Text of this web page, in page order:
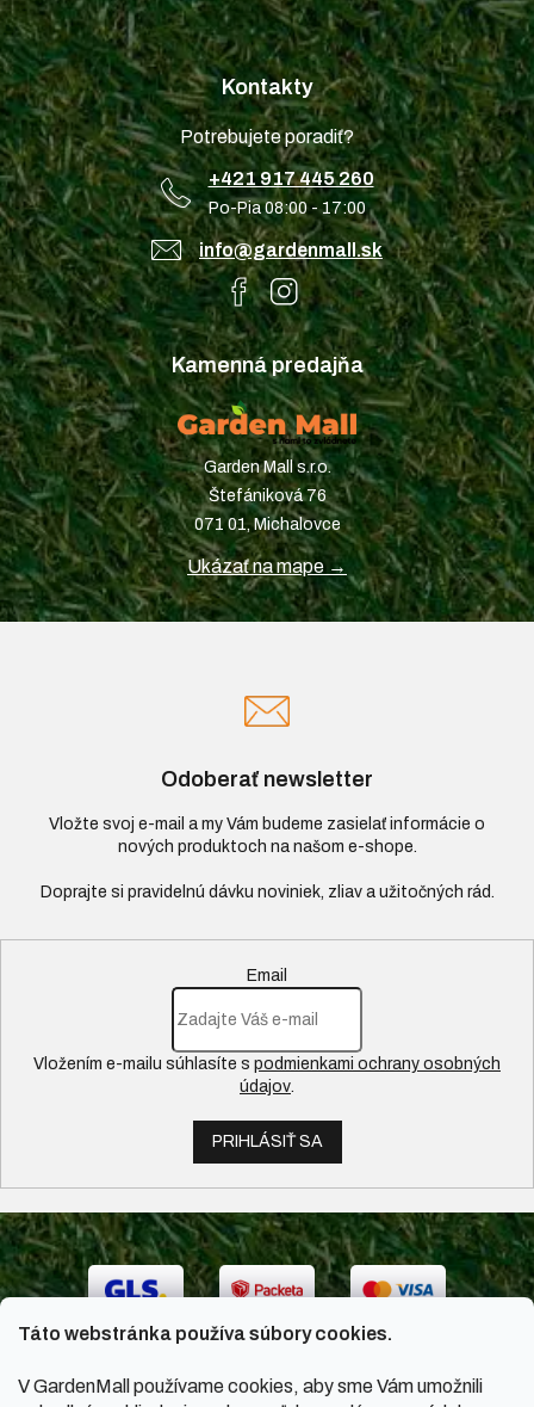
Táto webstránka používa súbory cookies.
V GardenMall používame cookies, aby sme Vám umožnili
Kontakty
Potrebujete poradiť?
+421 917 445 260
Po-Pia 08:00 - 17:00
info@gardenmall.sk
Kamenná predajňa
Garden Mall s.r.o.
Štefániková 76
071 01, Michalovce
Ukázať na mape →
Odoberať newsletter
Vložte svoj e-mail a my Vám budeme zasielať informácie o
nových produktoch na našom e-shope.
Email
Vložením e-mailu súhlasíte s podmienkami ochrany osobných
údajov.
PRIHLÁSIŤ SA